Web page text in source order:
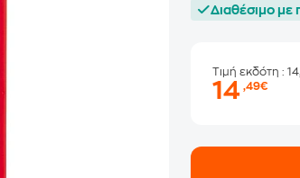
Διαθέσιμο με
Τιμή εκδότη:
14,49€